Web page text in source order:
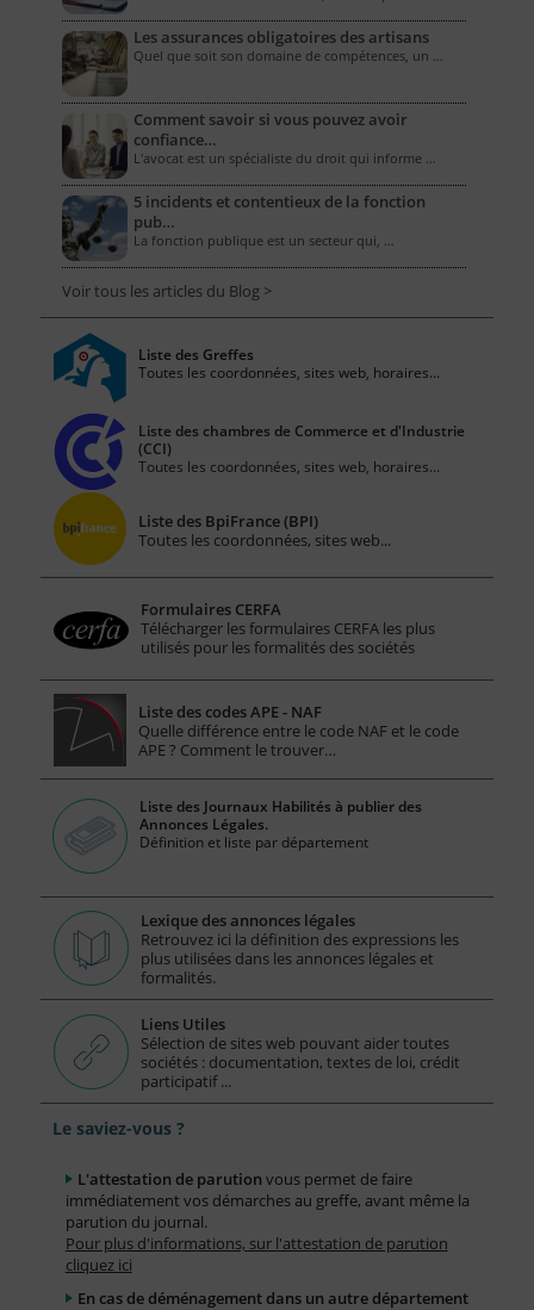
Les assurances obligatoires des artisans
Quel que soit son domaine de compétences, un …
Comment savoir si vous pouvez avoir
confiance…
L'avocat est un spécialiste du droit qui informe …
5 incidents et contentieux de la fonction
pub…
La fonction publique est un secteur qui, …
Voir tous les articles du Blog >
Liste des Greffes
Toutes les coordonnées, sites web, horaires...
Liste des chambres de Commerce et d'Industrie
(CCI)
Toutes les coordonnées, sites web, horaires...
Liste des BpiFrance (BPI)
Toutes les coordonnées, sites web...
Formulaires CERFA
Télécharger les formulaires CERFA les plus
utilisés pour les formalités des sociétés
Liste des codes APE - NAF
Quelle différence entre le code NAF et le code
APE ? Comment le trouver…
Liste des Journaux Habilités à publier des
Annonces Légales.
Définition et liste par département
Lexique des annonces légales
Retrouvez ici la définition des expressions les
plus utilisées dans les annonces légales et
formalités.
Liens Utiles
Sélection de sites web pouvant aider toutes
sociétés : documentation, textes de loi, crédit
participatif ...
Le saviez-vous ?
L'attestation de parution vous permet de faire
immédiatement vos démarches au greffe, avant même la
parution du journal.
Pour plus d'informations, sur l'attestation de parution
cliquez ici
En cas de déménagement dans un autre département